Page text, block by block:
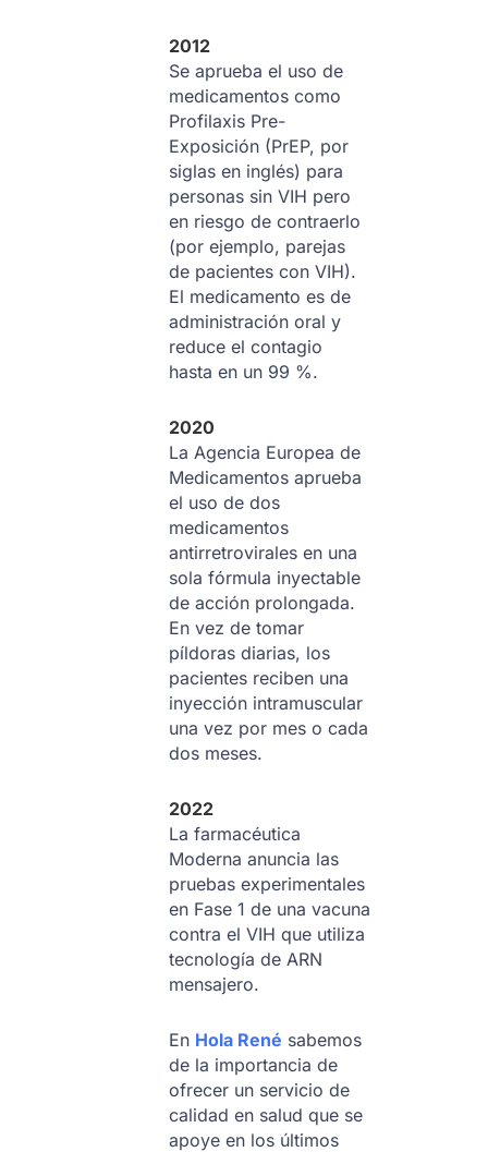
2012
Se aprueba el uso de
medicamentos como
Profilaxis Pre-
Exposición (PrEP, por
siglas en inglés) para
personas sin VIH pero
en riesgo de contraerlo
(por ejemplo, parejas
de pacientes con VIH).
El medicamento es de
administración oral y
reduce el contagio
hasta en un 99 %.
2020
La Agencia Europea de
Medicamentos aprueba
el uso de dos
medicamentos
antirretrovirales en una
sola fórmula inyectable
de acción prolongada.
En vez de tomar
píldoras diarias, los
pacientes reciben una
inyección intramuscular
una vez por mes o cada
dos meses.
2022
La farmacéutica
Moderna anuncia las
pruebas experimentales
en Fase 1 de una vacuna
contra el VIH que utiliza
tecnología de ARN
mensajero.
En Hola René sabemos
de la importancia de
ofrecer un servicio de
calidad en salud que se
apoye en los últimos